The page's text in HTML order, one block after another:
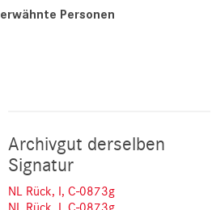
erwähnte Personen
Archivgut derselben
Signatur
NL Rück, I, C-0873g